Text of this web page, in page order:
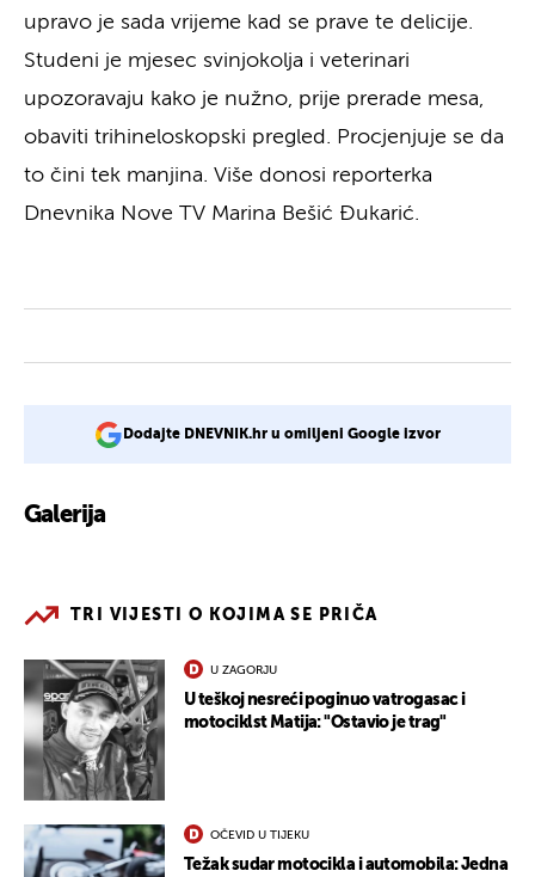
upravo je sada vrijeme kad se prave te delicije.
Studeni je mjesec svinjokolja i veterinari
upozoravaju kako je nužno, prije prerade mesa,
obaviti trihineloskopski pregled. Procjenjuje se da
to čini tek manjina. Više donosi reporterka
Dnevnika Nove TV Marina Bešić Đukarić.
Dodajte DNEVNIK.hr u omiljeni Google izvor
Galerija
TRI VIJESTI O KOJIMA SE PRIČA
U ZAGORJU
U teškoj nesreći poginuo vatrogasac i
motociklst Matija: "Ostavio je trag"
OČEVID U TIJEKU
Težak sudar motocikla i automobila: Jedna